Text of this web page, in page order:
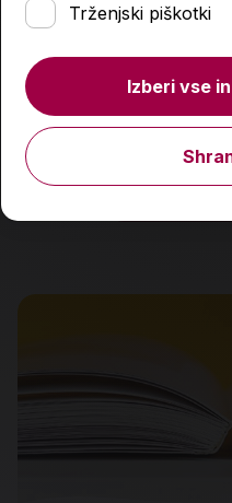
Naša ribica, zbirka
6,10 €
Trženjski piškotki
Izberi vse